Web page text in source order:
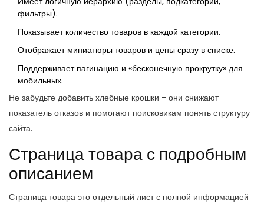
фильтры).
Показывает количество товаров в каждой категории.
Отображает миниатюры товаров и цены сразу в списке.
Поддерживает пагинацию и «бесконечную прокрутку» для
мобильных.
Не забудьте добавить хлебные крошки - они снижают
показатель отказов и помогают поисковикам понять структуру
сайта.
Страница товара с подробным
описанием
Страница товара это отдельный лист с полной информацией